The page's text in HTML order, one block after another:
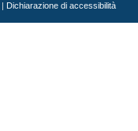
Dichiarazione di accessibilità